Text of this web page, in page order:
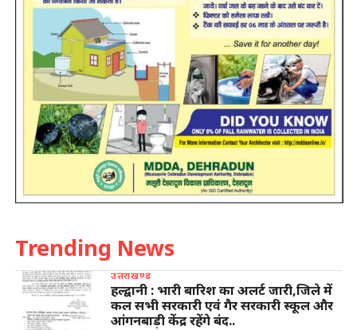
Trending News
उत्तराखण्ड
हल्द्वानी : भारी बारिश का अलर्ट जारी,जिले में
कल सभी सरकारी एवं गैर सरकारी स्कूल और
आंगनबाड़ी केंद्र रहेंगे बंद..